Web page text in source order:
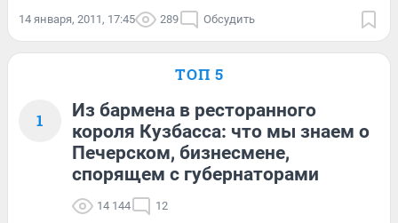
14 января, 2011, 17:45 289 Обсудить
ТОП 5
1
Из бармена в ресторанного
короля Кузбасса: что мы знаем о
Печерском, бизнесмене,
спорящем с губернаторами
14 144 12